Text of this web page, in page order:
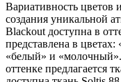
Вариативность цветов
создания уникальной
Blackout доступна в
представлена в
«белый» и
оттенке предлагается